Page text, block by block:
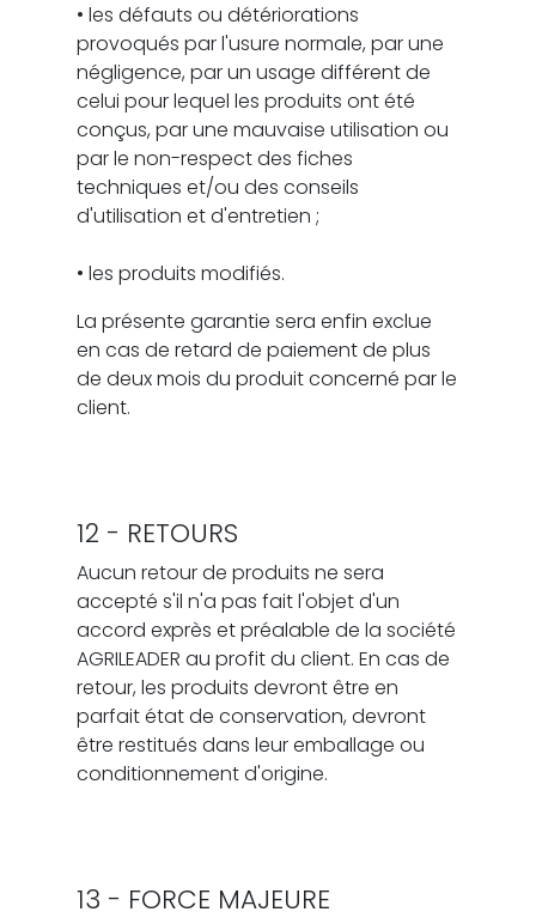
• les défauts ou détériorations
provoqués par l'usure normale, par une
négligence, par un usage différent de
celui pour lequel les produits ont été
conçus, par une mauvaise utilisation ou
par le non-respect des fiches
techniques et/ou des conseils
d'utilisation et d'entretien ;
• les produits modifiés.
La présente garantie sera enfin exclue
en cas de retard de paiement de plus
de deux mois du produit concerné par le
client.
12 - RETOURS
Aucun retour de produits ne sera
accepté s'il n'a pas fait l'objet d'un
accord exprès et préalable de la société
AGRILEADER au profit du client. En cas de
retour, les produits devront être en
parfait état de conservation, devront
être restitués dans leur emballage ou
conditionnement d'origine.
13 - FORCE MAJEURE